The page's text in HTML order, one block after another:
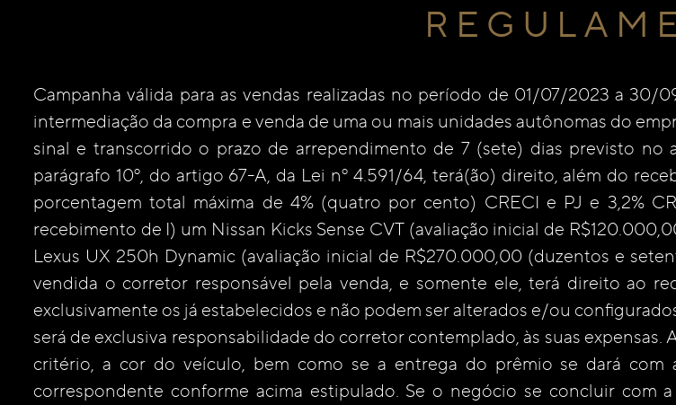
Campanha válida para as vendas realizadas no período de 01/07/2023 a
intermediação da compra e venda de uma ou mais unidades autônomas do
sinal e transcorrido o prazo de arrependimento de 7 (sete) dias previsto
parágrafo 10º, do artigo 67-A, da Lei nº 4.591/64, terá(ão) direito, além do
porcentagem total máxima de 4% (quatro por cento) CRECI e PJ e 3,2%
recebimento de I) um Nissan Kicks Sense CVT (avaliação inicial de
Lexus UX 250h Dynamic (avaliação inicial de R$270.000,00 (duzentos e
vendida o corretor responsável pela venda, e somente ele, terá direito ao
exclusivamente os já estabelecidos e não podem ser alterados e/ou
será de exclusiva responsabilidade do corretor contemplado, às suas
critério, a cor do veículo, bem como se a entrega do prêmio se dará
correspondente conforme acima estipulado. Se o negócio se concluir com